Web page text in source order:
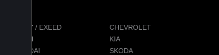
CHERY / EXEED
CHEVROLET
RAVON
KIA
HYUNDAI
SKODA